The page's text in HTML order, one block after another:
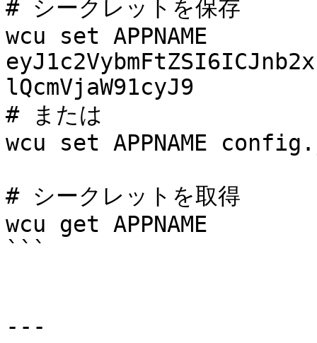
# シークレットを保存
wcu set APPNAME
lQcmVjaW91cyJ9
# または
wcu set APPNAME
# シークレットを取得
wcu get APPNAME
```
---